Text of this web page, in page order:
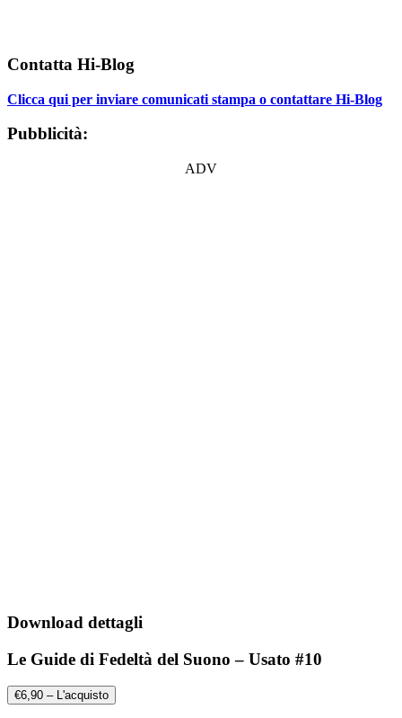
Contatta Hi-Blog
Clicca qui per inviare comunicati stampa o contattare Hi-Blog
Pubblicità:
ADV
Download dettagli
Le Guide di Fedeltà del Suono – Usato #10
€6,90 – L'acquisto